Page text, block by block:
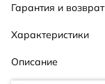
Гарантия и возврат
Характеристики
Описание